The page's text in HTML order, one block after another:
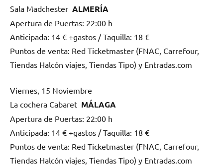
Sala Madchester ALMERÍA
Apertura de Puertas: 22:00 h
Anticipada: 14 € +gastos / Taquilla: 18 €
Puntos de venta: Red Ticketmaster (FNAC, Carrefour,
Tiendas Halcón viajes, Tiendas Tipo) y Entradas.com
Viernes, 15 Noviembre
La cochera Cabaret MÁLAGA
Apertura de Puertas: 22:00 h
Anticipada: 14 € +gastos / Taquilla: 18 €
Puntos de venta: Red Ticketmaster (FNAC, Carrefour,
Tiendas Halcón viajes, Tiendas Tipo) y Entradas.com